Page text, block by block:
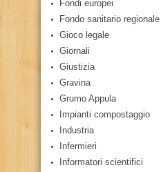
Fondi europei
Fondo sanitario regionale
Gioco legale
Giornali
Giustizia
Gravina
Grumo Appula
Impianti compostaggio
Industria
Infermieri
Informatori scientifici